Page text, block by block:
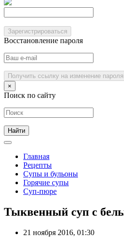
Зарегистрироваться
Восстановление пароля
Получить ссылку на изменение пароля
×
Поиск по сайту
Главная
Рецепты
Супы и бульоны
Горячие супы
Суп-пюре
Тыквенный суп с
21 ноября 2016, 01:30